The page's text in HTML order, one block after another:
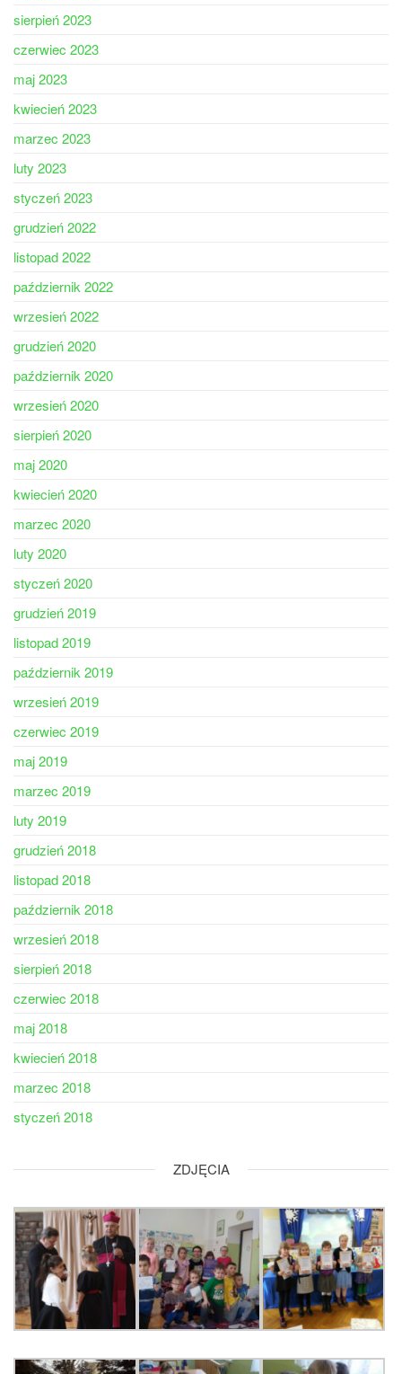
sierpień 2023
czerwiec 2023
maj 2023
kwiecień 2023
marzec 2023
luty 2023
styczeń 2023
grudzień 2022
listopad 2022
październik 2022
wrzesień 2022
grudzień 2020
październik 2020
wrzesień 2020
sierpień 2020
maj 2020
kwiecień 2020
marzec 2020
luty 2020
styczeń 2020
grudzień 2019
listopad 2019
październik 2019
wrzesień 2019
czerwiec 2019
maj 2019
marzec 2019
luty 2019
grudzień 2018
listopad 2018
październik 2018
wrzesień 2018
sierpień 2018
czerwiec 2018
maj 2018
kwiecień 2018
marzec 2018
styczeń 2018
ZDJĘCIA